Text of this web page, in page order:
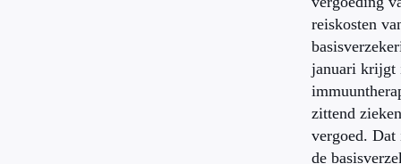
reiskosten
januari krijgt
zittend
vergoed. Dat
de